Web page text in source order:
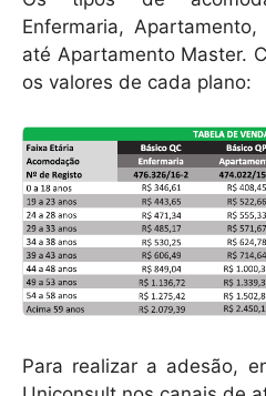
Enfermaria,
até Apartamento Master.
os valores de cada plano:
Para realizar a adesão,